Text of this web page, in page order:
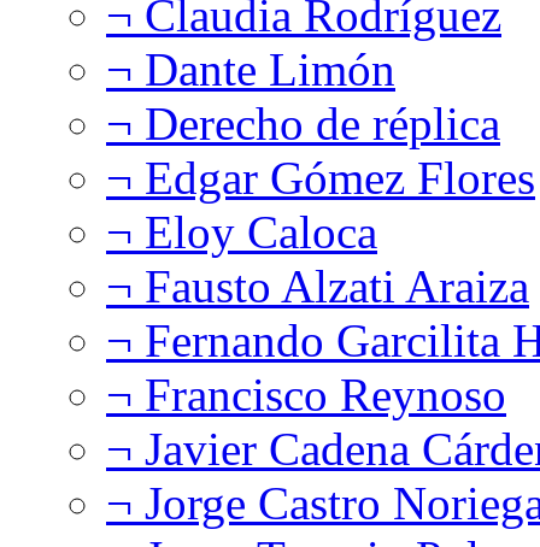
¬ Claudia Rodríguez
¬ Dante Limón
¬ Derecho de réplica
¬ Edgar Gómez Flores
¬ Eloy Caloca
¬ Fausto Alzati Araiza
¬ Fernando Garcilita
¬ Francisco Reynoso
¬ Javier Cadena
¬ Jorge Castro